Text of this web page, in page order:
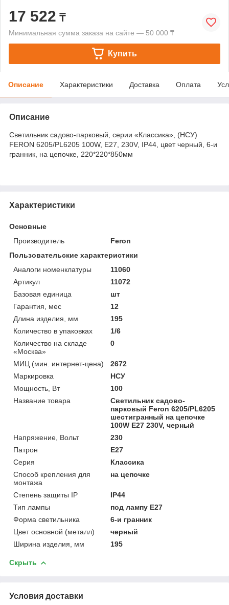
17 522 ₸
Минимальная сумма заказа на сайте — 50 000 ₸
Купить
Описание Характеристики Доставка Оплата
Описание
Светильник садово-парковый, серии «Классика», (НСУ)
FERON 6205/PL6205 100W, E27, 230V, IP44, цвет черный, 6-и
гранник, на цепочке, 220*220*850мм
Характеристики
Основные
Производитель
Feron
Пользовательские характеристики
Аналоги номенклатуры
11060
Артикул
11072
Базовая единица
шт
Гарантия, мес
12
Длина изделия, мм
195
Количество в упаковках
1/6
Количество на складе
«Москва»
0
МИЦ (мин. интернет-цена)
2672
Маркировка
НСУ
Мощность, Вт
100
Название товара
Светильник садово-
парковый Feron 6205/PL6205
шестигранный на цепочке
100W E27 230V, черный
Напряжение, Вольт
230
Патрон
E27
Серия
Классика
Способ крепления для
монтажа
на цепочке
Степень защиты IP
IP44
Тип лампы
под лампу Е27
Форма светильника
6-и гранник
Цвет основной (металл)
черный
Ширина изделия, мм
195
Скрыть
Условия доставки